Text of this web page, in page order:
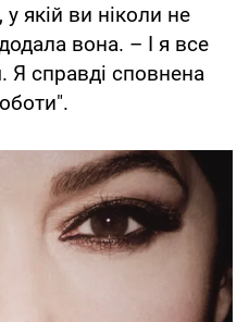
якій ви ніколи не
вона. – І я все
справді сповнена